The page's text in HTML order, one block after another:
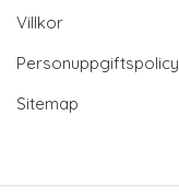
Villkor
Personuppgiftspolicy
Sitemap